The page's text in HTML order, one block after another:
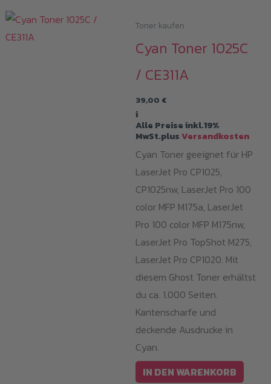
Toner kaufen
Cyan Toner 1025C
/ CE311A
39,00 €
i
Alle Preise inkl.19%
MwSt.plusVersandkosten
Cyan Toner geeignet für HP
LaserJet Pro CP1025,
CP1025nw, LaserJet Pro 100
color MFP M175a, LaserJet
Pro 100 color MFP M175nw,
LaserJet Pro TopShot M275,
LaserJet Pro CP1020. Mit
diesem Ghost Toner erhältst
du ca. 1.000 Seiten.
Kantenscharfe und
deckende Ausdrucke in
Cyan.
IN DEN WARENKORB